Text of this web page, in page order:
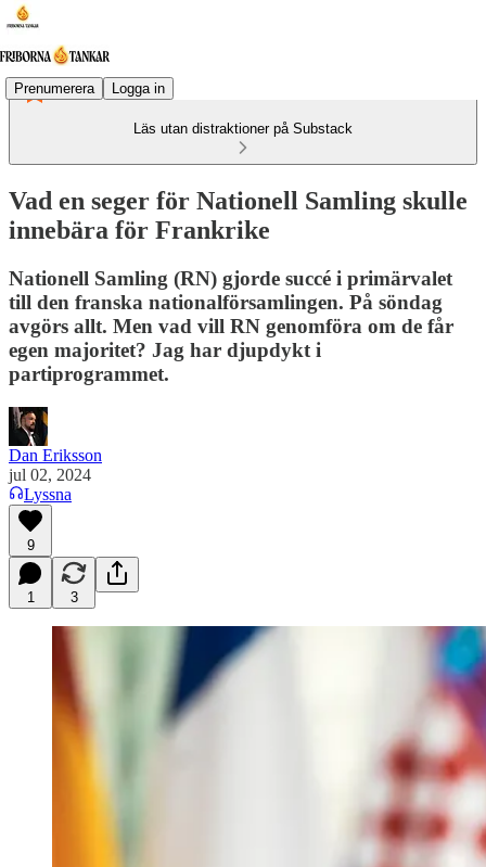
Prenumerera Logga in
Läs utan distraktioner på Substack
Vad en seger för Nationell Samling skulle
innebära för Frankrike
Nationell Samling (RN) gjorde succé i primärvalet
till den franska nationalförsamlingen. På söndag
avgörs allt. Men vad vill RN genomföra om de får
egen majoritet? Jag har djupdykt i
partiprogrammet.
Dan Eriksson
jul 02, 2024
Lyssna
9
1 3